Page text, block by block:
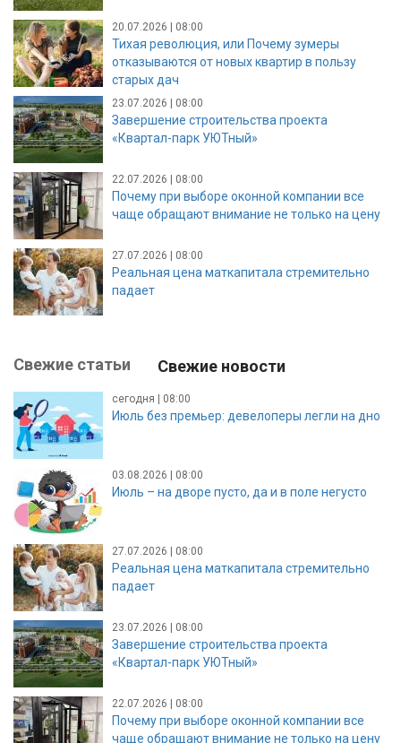
20.07.2026 | 08:00
Тихая революция, или Почему зумеры
отказываются от новых квартир в пользу
старых дач
23.07.2026 | 08:00
Завершение строительства проекта
«Квартал-парк УЮТный»
22.07.2026 | 08:00
Почему при выборе оконной компании все
чаще обращают внимание не только на цену
27.07.2026 | 08:00
Реальная цена маткапитала стремительно
падает
Свежие статьи Свежие новости
сегодня | 08:00
Июль без премьер: девелоперы легли на дно
03.08.2026 | 08:00
Июль – на дворе пусто, да и в поле негусто
27.07.2026 | 08:00
Реальная цена маткапитала стремительно
падает
23.07.2026 | 08:00
Завершение строительства проекта
«Квартал-парк УЮТный»
22.07.2026 | 08:00
Почему при выборе оконной компании все
чаще обращают внимание не только на цену